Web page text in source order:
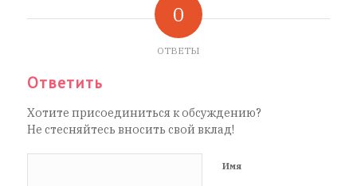
0
ОТВЕТЫ
Ответить
Хотите присоединиться к обсуждению?
Не стесняйтесь вносить свой вклад!
Имя